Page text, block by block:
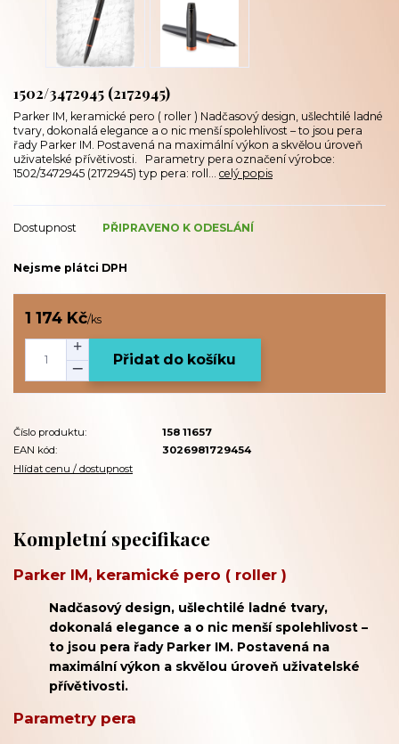
1502/3472945 (2172945)
Parker IM, keramické pero ( roller ) Nadčasový design, ušlechtilé ladné
tvary, dokonalá elegance a o nic menší spolehlivost – to jsou pera
řady Parker IM. Postavená na maximální výkon a skvělou úroveň
uživatelské přívětivosti. Parametry pera označení výrobce:
1502/3472945 (2172945) typ pera: roll... celý popis
Dostupnost PŘIPRAVENO K ODESLÁNÍ
Nejsme plátci DPH
1 174 Kč/ks
Přidat do košíku
Číslo produktu:
158 11657
EAN kód:
3026981729454
Hlídat cenu / dostupnost
Kompletní specifikace
Parker IM, keramické pero ( roller )
Nadčasový design, ušlechtilé ladné tvary,
dokonalá elegance a o nic menší spolehlivost –
to jsou pera řady Parker IM. Postavená na
maximální výkon a skvělou úroveň uživatelské
přívětivosti.
Parametry pera